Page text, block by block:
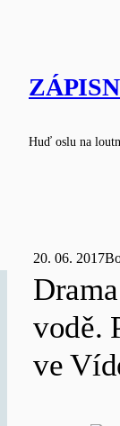
Huď oslu na
20. 06. 2017
vodě.
ve